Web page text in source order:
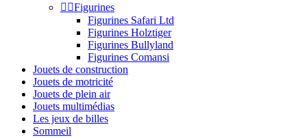
 Figurines
Figurines Safari Ltd
Figurines Holztiger
Figurines Bullyland
Figurines Comansi
Jouets de construction
Jouets de motricité
Jouets de plein air
Jouets multimédias
Les jeux de billes
Sommeil